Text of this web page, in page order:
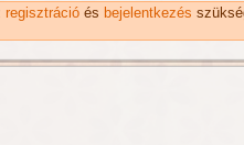
recept tartalommal
regisztráció és bejelentkezés